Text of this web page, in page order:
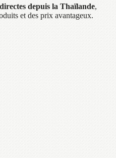
depuis la Thaïlande,
et des prix avantageux.